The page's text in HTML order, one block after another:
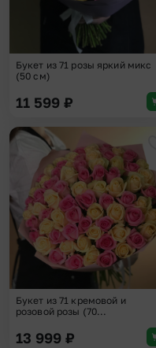
Букет из 71 розы яркий микс
(50 см)
11 599 ₽
Букет из 71 кремовой и
розовой розы (70...
13 999 ₽